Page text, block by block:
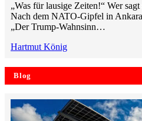
„Was für lausige Zeiten!“ Wer
Nach dem NATO-Gipfel in Ankara
„Der Trump-Wahnsinn…
Hartmut König
Blog